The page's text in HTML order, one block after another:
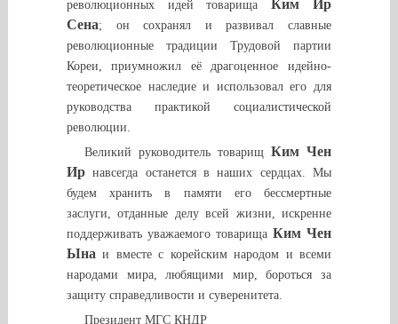
революционных идей товарища
Ким Ир
Сена; он сохранял и развивал славные
революционные традиции Трудовой партии
Кореи, приумножил её драгоценное идейно-
теоретическое наследие и использовал его для
руководства практикой социалистической
революции.
Великий руководитель товарищ Ким Чен
Ирнавсегда останется в наших сердцах. Мы
будем хранить в памяти его бессмертные
заслуги, отданные делу всей жизни, искренне
поддерживать уважаемого товарища Ким Чен
Ына и вместе с корейским народом и всеми
народами мира, любящими мир, бороться за
защиту справедливости и суверенитета.
Президент МГС КНДР